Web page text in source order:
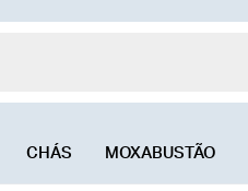
CHÁS MOXABUSTÃO